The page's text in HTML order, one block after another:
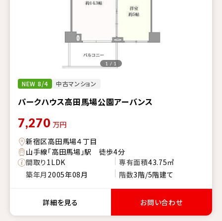
NEW 8/4 中古マンション
パークハウス高田馬場公園アーバンス
1 / 1
7,270 万円
新宿区高田馬場４丁目
山手線「高田馬場」駅 徒歩4分
間取り1LDK 専有面積43.75㎡
築年月 2005年08月 階数3階/5階建て
詳細を見る お問い合わせ